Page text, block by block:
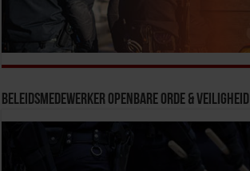
Beleidsmedewerker Openbare Orde & Veiligheid